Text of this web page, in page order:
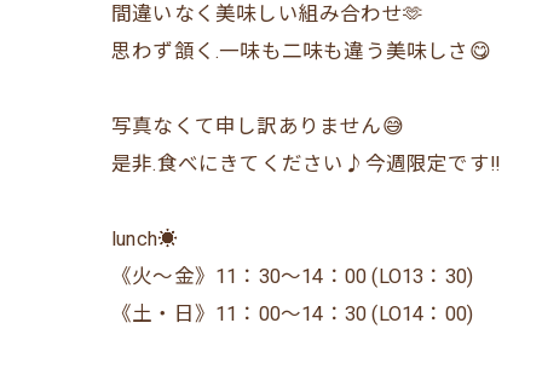
間違いなく美味しい組み合わせ🫶
思わず頷く.一味も二味も違う美味しさ😋
写真なくて申し訳ありません😅
是非.食べにきてください♪今週限定です‼️
lunch☀️
《火〜金》11：30〜14：00 (LO13：30)
《土・日》11：00〜14：30 (LO14：00)